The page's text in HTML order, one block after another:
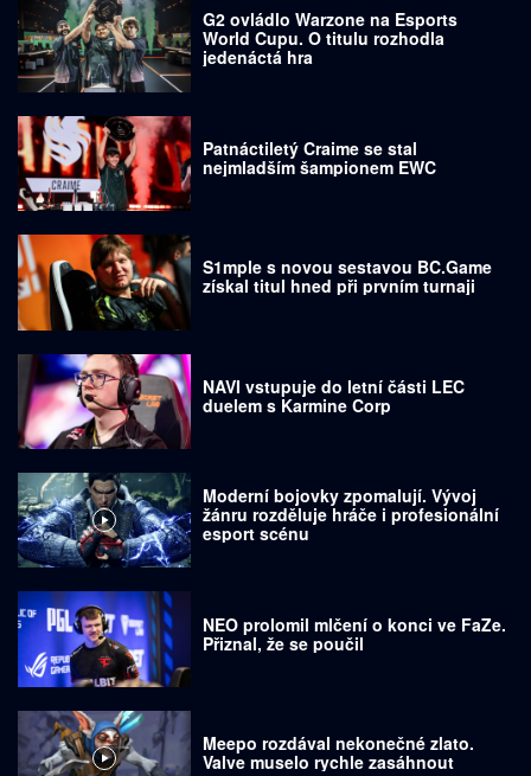
G2 ovládlo Warzone na Esports
World Cupu. O titulu rozhodla
jedenáctá hra
Patnáctiletý Craime se stal
nejmladším šampionem EWC
S1mple s novou sestavou BC.Game
získal titul hned při prvním turnaji
NAVI vstupuje do letní části LEC
duelem s Karmine Corp
Moderní bojovky zpomalují. Vývoj
žánru rozděluje hráče i profesionální
esport scénu
NEO prolomil mlčení o konci ve FaZe.
Přiznal, že se poučil
Meepo rozdával nekonečné zlato.
Valve muselo rychle zasáhnout